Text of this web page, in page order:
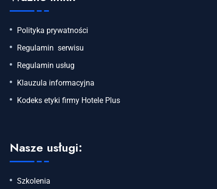
Polityka prywatności
Regulamin serwisu
Regulamin usług
Klauzula informacyjna
Kodeks etyki firmy Hotele Plus
Nasze usługi:
Szkolenia